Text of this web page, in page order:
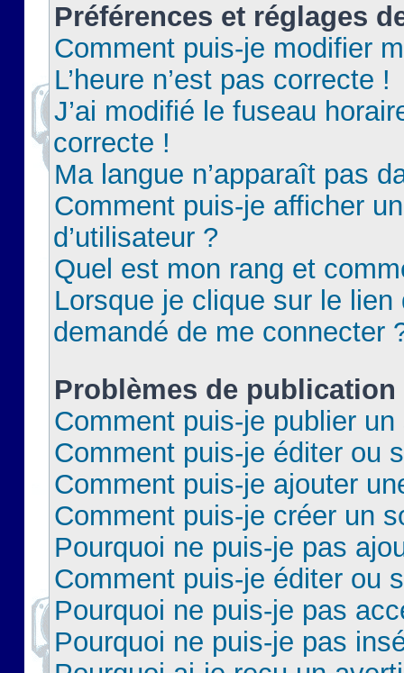
Préférences et réglages
Comment puis-je modifier
L’heure n’est pas correcte !
J’ai modifié le fuseau
correcte !
Ma langue n’apparaît pas
Comment puis-je afficher
d’utilisateur ?
Quel est mon rang et
Lorsque je clique sur le lien
demandé de me connecter
Problèmes de publication
Comment puis-je publier
Comment puis-je éditer ou
Comment puis-je ajouter
Comment puis-je créer un
Pourquoi ne puis-je pas
Comment puis-je éditer ou
Pourquoi ne puis-je pas
Pourquoi ne puis-je pas